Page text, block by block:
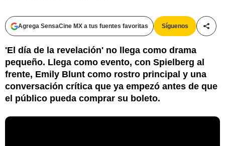
Agrega SensaCine MX a tus fuentes favoritas Síguenos
'El día de la revelación' no llega como drama
pequeño. Llega como evento, con Spielberg al
frente, Emily Blunt como rostro principal y una
conversación crítica que ya empezó antes de que
el público pueda comprar su boleto.